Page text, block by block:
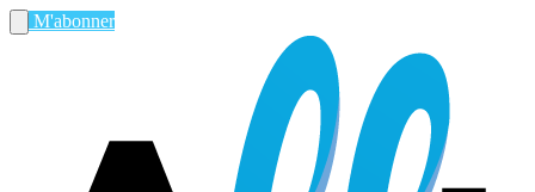
M'abonner